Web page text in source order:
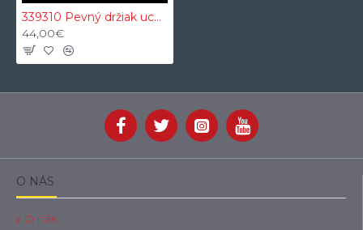
339310 Pevný držiak uchytenia navijáku lakovaný
44,00€
O NÁS
O nás